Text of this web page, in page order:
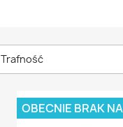
Trafność
OBECNIE BRAK